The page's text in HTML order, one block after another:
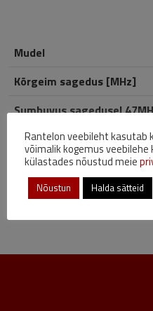
Mudel
Kõrgeim sagedus [MHz]
Sumbuvus sagedusel
Pistiku tüüp
ESITA
Rantelon veebileht kasutab
võimalik kogemus
külastades nõustud meie
Nõustun Halda sätteid